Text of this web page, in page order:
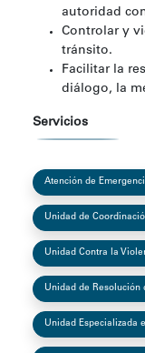
autoridad
Controlar y
tránsito.
Facilitar la
diálogo, la
Servicios
Atención de
Unidad de
Unidad Contra la
Unidad de Resolución
Unidad Especializada